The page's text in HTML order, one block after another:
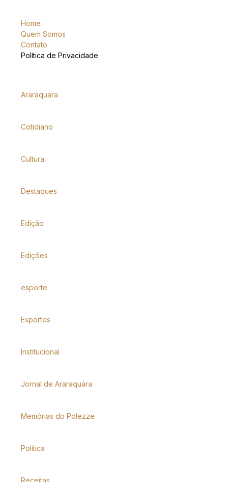
Home
Quem Somos
Contato
Política de Privacidade
Araraquara
Cotidiano
Cultura
Destaques
Edição
Edições
esporte
Esportes
Institucional
Jornal de Araraquara
Memórias do Polezze
Política